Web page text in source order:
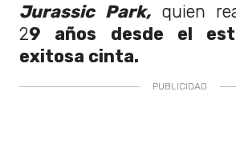
Jurassic Park, quien
29 años desde el
exitosa cinta.